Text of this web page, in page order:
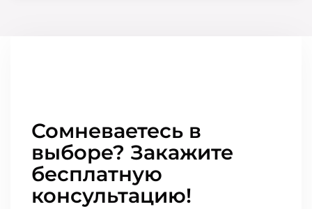
Сомневаетесь в
выборе? Закажите
бесплатную
консультацию!